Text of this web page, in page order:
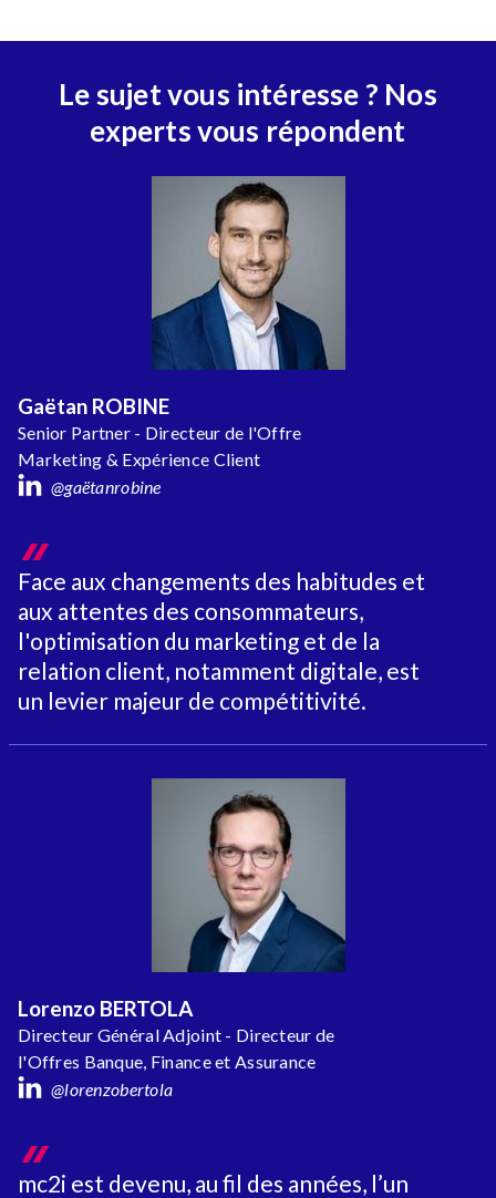
Le sujet vous intéresse ? Nos
experts vous répondent
Gaëtan ROBINE
Senior Partner - Directeur de l'Offre
Marketing & Expérience Client
@gaëtanrobine
Face aux changements des habitudes et
aux attentes des consommateurs,
l'optimisation du marketing et de la
relation client, notamment digitale, est
un levier majeur de compétitivité.
Lorenzo BERTOLA
Directeur Général Adjoint - Directeur de
l'Offres Banque, Finance et Assurance
@lorenzobertola
mc2i est devenu, au fil des années, l’un